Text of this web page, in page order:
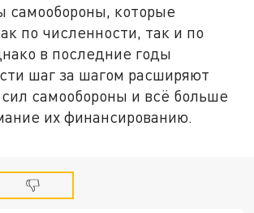
самообороны, которые
по численности, так и по
в последние годы
шаг за шагом расширяют
самообороны и всё больше
их финансированию.